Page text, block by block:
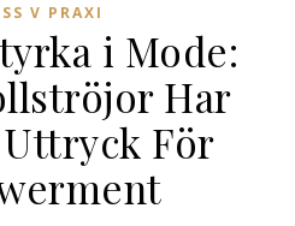
V PRAXI
i Mode:
Har
För